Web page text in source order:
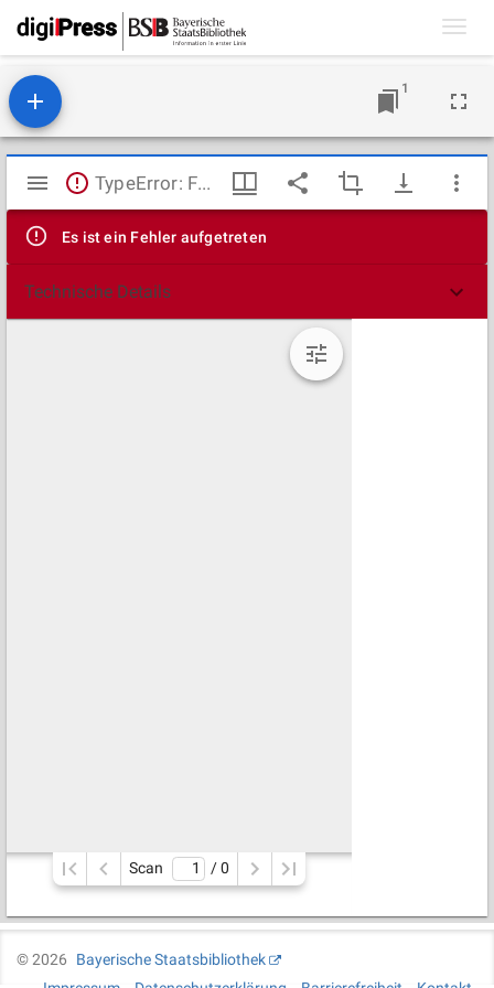
1
Mirador
Viewer
TypeError: Failed to fetch
Es ist ein Fehler aufgetreten
Technische Details
Scan / 0
©2026
Bayerische Staatsbibliothek